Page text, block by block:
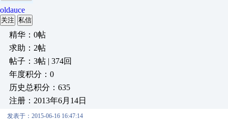
oldauce
关注 私信
精华：0帖
求助：2帖
帖子：3帖 | 374回
年度积分：0
历史总积分：635
注册：2013年6月14日
发表于：2015-06-16 16:47:14